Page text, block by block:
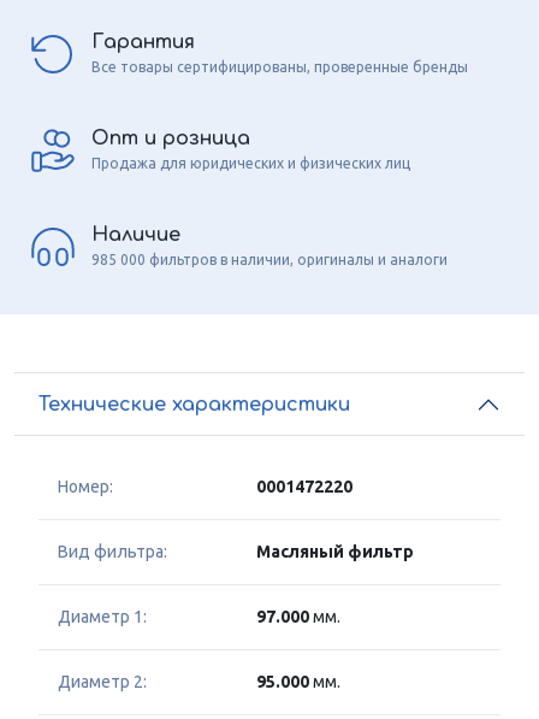
Гарантия
Все товары сертифицированы, проверенные бренды
Опт и розница
Продажа для юридических и физических лиц
Наличие
985 000 фильтров в наличии, оригиналы и аналоги
Технические характеристики
Номер: 0001472220
Вид фильтра: Масляный фильтр
Диаметр 1: 97.000мм.
Диаметр 2: 95.000мм.